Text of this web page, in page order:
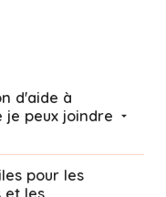
d'aide à
je peux joindre
pour les